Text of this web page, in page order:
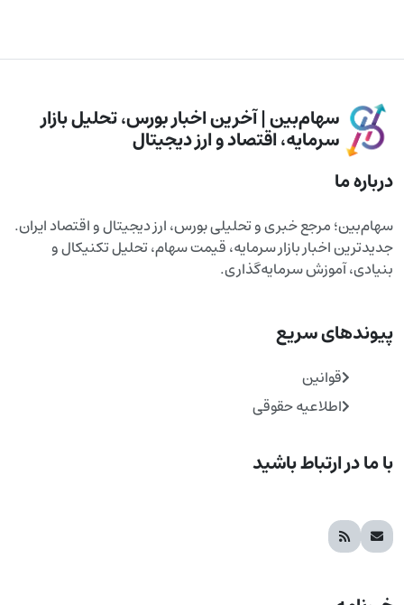
سهام‌بین | آخرین اخبار بورس، تحلیل بازار
سرمایه، اقتصاد و ارز دیجیتال
درباره ما
سهام‌بین؛ مرجع خبری و تحلیلی بورس، ارز دیجیتال و اقتصاد ایران.
جدیدترین اخبار بازار سرمایه، قیمت سهام، تحلیل تکنیکال و
بنیادی، آموزش سرمایه‌گذاری.
پیوندهای سریع
قوانین
اطلاعیه حقوقی
با ما در ارتباط باشید